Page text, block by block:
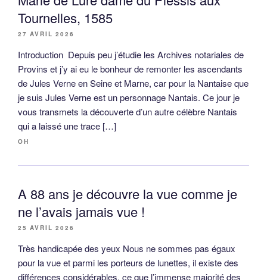
Tournelles, 1585
27 AVRIL 2026
Introduction Depuis peu j’étudie les Archives notariales de
Provins et j’y ai eu le bonheur de remonter les ascendants
de Jules Verne en Seine et Marne, car pour la Nantaise que
je suis Jules Verne est un personnage Nantais. Ce jour je
vous transmets la découverte d’un autre célèbre Nantais
qui a laissé une trace […]
OH
A 88 ans je découvre la vue comme je
ne l’avais jamais vue !
25 AVRIL 2026
Très handicapée des yeux Nous ne sommes pas égaux
pour la vue et parmi les porteurs de lunettes, il existe des
différences considérables, ce que l’immense majorité des